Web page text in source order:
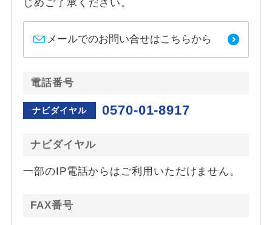
じめご了承ください。
メールでのお問い合せはこちらから
電話番号
ナビダイヤル 0570-01-8917
ナビダイヤル
一部のIP電話からはご利用いただけません。
FAX番号